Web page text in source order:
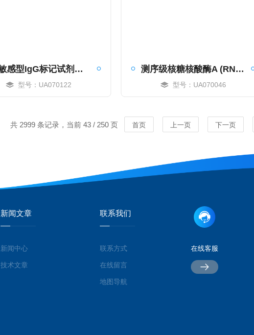
pH敏感型IgG标记试剂盒 - MaxGreen
型号：UA070122
测序级核糖核酸酶A (RNase A)
型号：UA070046
MORE
共 2999 条记录，当前 43 / 250 页 首页 上一页 下一页
新闻文章
新闻中心
技术文章
联系我们
联系方式
在线留言
地图导航
在线客服